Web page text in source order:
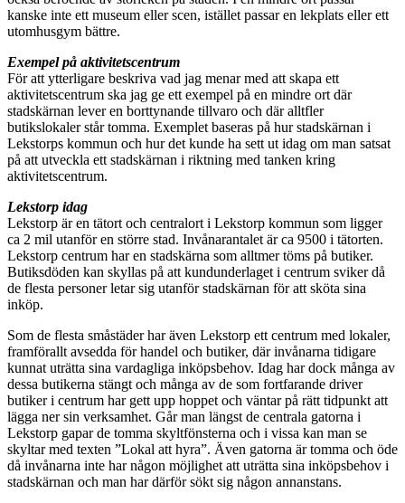
kanske inte ett museum eller scen, istället passar en lekplats eller ett
utomhusgym bättre.
Exempel på aktivitetscentrum
För att ytterligare beskriva vad jag menar med att skapa ett
aktivitetscentrum ska jag ge ett exempel på en mindre ort där
stadskärnan lever en borttynande tillvaro och där alltfler
butikslokaler står tomma. Exemplet baseras på hur stadskärnan i
Lekstorps kommun och hur det kunde ha sett ut idag om man satsat
på att utveckla ett stadskärnan i riktning med tanken kring
aktivitetscentrum.
Lekstorp idag
Lekstorp är en tätort och centralort i Lekstorp kommun som ligger
ca 2 mil utanför en större stad. Invånarantalet är ca 9500 i tätorten.
Lekstorp centrum har en stadskärna som alltmer töms på butiker.
Butiksdöden kan skyllas på att kundunderlaget i centrum sviker då
de flesta personer letar sig utanför stadskärnan för att sköta sina
inköp.
Som de flesta småstäder har även Lekstorp ett centrum med lokaler,
framförallt avsedda för handel och butiker, där invånarna tidigare
kunnat uträtta sina vardagliga inköpsbehov. Idag har dock många av
dessa butikerna stängt och många av de som fortfarande driver
butiker i centrum har gett upp hoppet och väntar på rätt tidpunkt att
lägga ner sin verksamhet. Går man längst de centrala gatorna i
Lekstorp gapar de tomma skyltfönsterna och i vissa kan man se
skyltar med texten ”Lokal att hyra”. Även gatorna är tomma och öde
då invånarna inte har någon möjlighet att uträtta sina inköpsbehov i
stadskärnan och man har därför sökt sig någon annanstans.